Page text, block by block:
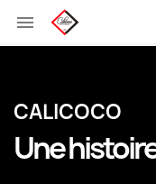

CALICOCO
Une